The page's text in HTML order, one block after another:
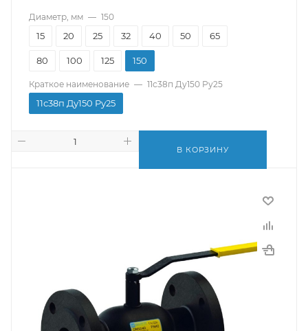
Диаметр, мм — 150
15 20 25 32 40 50 65
80 100 125 150
Краткое наименование — 11с38п Ду150 Pу25
11с38п Ду150 Pу25
В КОРЗИНУ